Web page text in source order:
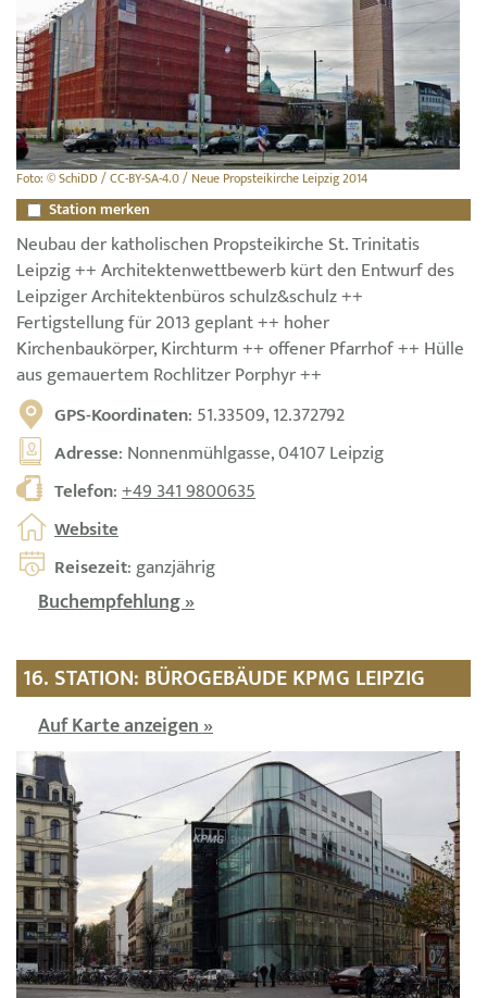
Foto: © SchiDD / CC-BY-SA-4.0 / Neue Propsteikirche Leipzig 2014
Station merken
Neubau der katholischen Propsteikirche St. Trinitatis
Leipzig ++ Architektenwettbewerb kürt den Entwurf des
Leipziger Architektenbüros schulz&schulz ++
Fertigstellung für 2013 geplant ++ hoher
Kirchenbaukörper, Kirchturm ++ offener Pfarrhof ++ Hülle
aus gemauertem Rochlitzer Porphyr ++
GPS-Koordinaten: 51.33509, 12.372792
Adresse: Nonnenmühlgasse, 04107 Leipzig
Telefon:+49 341 9800635
Website
Reisezeit: ganzjährig
Buchempfehlung »
16. STATION: BÜROGEBÄUDE KPMG LEIPZIG
Auf Karte anzeigen »